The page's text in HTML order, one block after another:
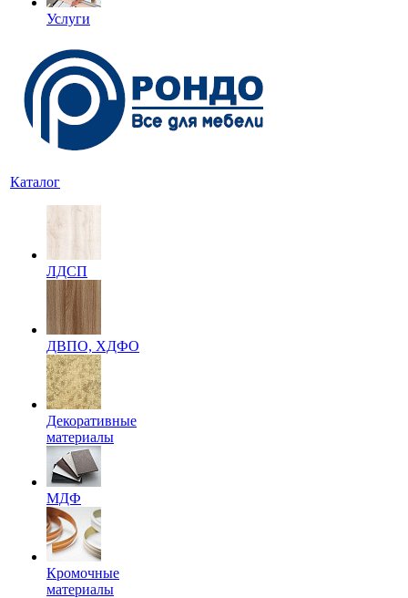
Услуги
Каталог
ЛДСП
ДВПО, ХДФО
Декоративные
материалы
МДФ
Кромочные
материалы